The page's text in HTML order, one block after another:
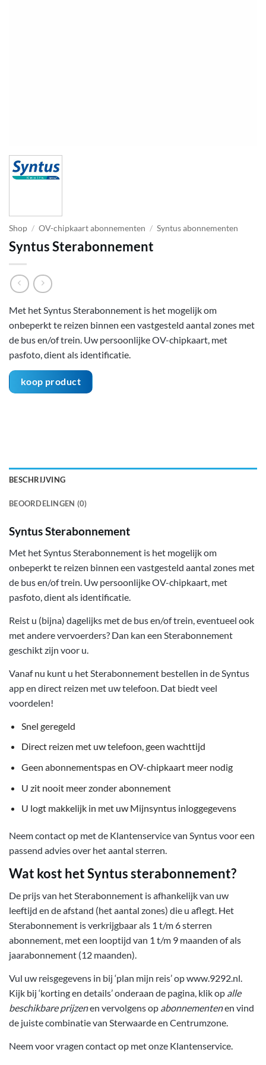
Shop / OV-chipkaart abonnementen / Syntus abonnementen
Syntus Sterabonnement
Met het Syntus Sterabonnement is het mogelijk om
onbeperkt te reizen binnen een vastgesteld aantal zones met
de bus en/of trein. Uw persoonlijke OV-chipkaart, met
pasfoto, dient als identificatie.
koop product
BESCHRIJVING
BEOORDELINGEN (0)
Syntus Sterabonnement
Met het Syntus Sterabonnement is het mogelijk om
onbeperkt te reizen binnen een vastgesteld aantal zones met
de bus en/of trein. Uw persoonlijke OV-chipkaart, met
pasfoto, dient als identificatie.
Reist u (bijna) dagelijks met de bus en/of trein, eventueel ook
met andere vervoerders? Dan kan een Sterabonnement
geschikt zijn voor u.
Vanaf nu kunt u het Sterabonnement bestellen in de Syntus
app en direct reizen met uw telefoon. Dat biedt veel
voordelen!
Snel geregeld
Direct reizen met uw telefoon, geen wachttijd
Geen abonnementspas en OV-chipkaart meer nodig
U zit nooit meer zonder abonnement
U logt makkelijk in met uw Mijnsyntus inloggegevens
Neem contact op met de Klantenservice van Syntus voor een
passend advies over het aantal sterren.
Wat kost het Syntus sterabonnement?
De prijs van het Sterabonnement is afhankelijk van uw
leeftijd en de afstand (het aantal zones) die u aflegt. Het
Sterabonnement is verkrijgbaar als 1 t/m 6 sterren
abonnement, met een looptijd van 1 t/m 9 maanden of als
jaarabonnement (12 maanden).
Vul uw reisgegevens in bij ‘plan mijn reis’ op www.9292.nl.
Kijk bij ‘korting en details’ onderaan de pagina, klik op alle
beschikbare prijzenen vervolgens op abonnementenen vind
de juiste combinatie van Sterwaarde en Centrumzone.
Neem voor vragen contact op met onze Klantenservice.